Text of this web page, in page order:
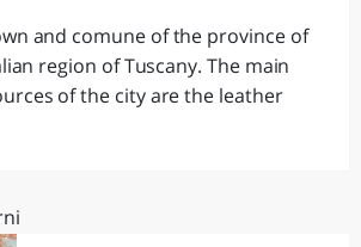
and comune of the province of
region of Tuscany. The main
of the city are the leather